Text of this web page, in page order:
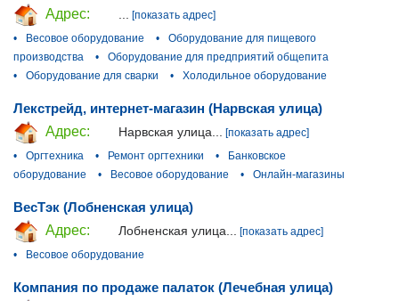
Адрес:
... [показать адрес]
•
Весовое оборудование •
Оборудование для пищевого
производства
•
Оборудование для предприятий общепита
•
Оборудование для сварки • Холодильное оборудование
Лекстрейд, интернет-магазин (Нарвская улица)
Адрес:
Нарвская улица...
[показать адрес]
•
Оргтехника • Ремонт оргтехники •
Банковское
оборудование
• Весовое оборудование • Онлайн-магазины
ВесТэк (Лобненская улица)
Адрес:
Лобненская улица...
[показать адрес]
•
Весовое оборудование
Компания по продаже палаток (Лечебная улица)